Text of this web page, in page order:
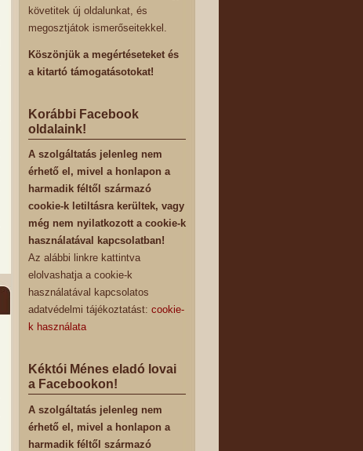
követitek új oldalunkat, és
megosztjátok ismerőseitekkel.
Köszönjük a megértéseteket és
a kitartó támogatásotokat!
Korábbi Facebook
oldalaink!
A szolgáltatás jelenleg nem
érhető el, mivel a honlapon a
harmadik féltől származó
cookie-k letiltásra kerültek, vagy
még nem nyilatkozott a cookie-k
használatával kapcsolatban!
Az alábbi linkre kattintva
elolvashatja a cookie-k
használatával kapcsolatos
adatvédelmi tájékoztatást: cookie-
k használata
Kéktói Ménes eladó lovai
a Facebookon!
A szolgáltatás jelenleg nem
érhető el, mivel a honlapon a
harmadik féltől származó